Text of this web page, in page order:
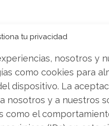
tu privacidad
nosotros y
como cookies para
dispositivo. La
nosotros y a nuestros
como el
para albergar y
sobre unidades de
de la infraestructura de
OpenAI, Microsoft
operativo para
crecimiento para el